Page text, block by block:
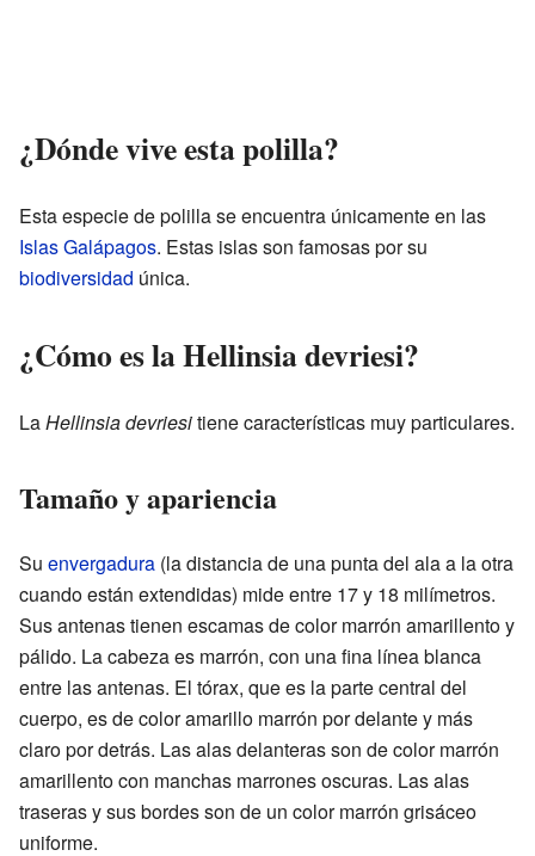
¿Dónde vive esta polilla?
Esta especie de polilla se encuentra únicamente en las
Islas Galápagos. Estas islas son famosas por su
biodiversidad única.
¿Cómo es la Hellinsia devriesi?
LaHellinsia devriesitiene características muy particulares.
Tamaño y apariencia
Su envergadura (la distancia de una punta del ala a la otra
cuando están extendidas) mide entre 17 y 18 milímetros.
Sus antenas tienen escamas de color marrón amarillento y
pálido. La cabeza es marrón, con una fina línea blanca
entre las antenas. El tórax, que es la parte central del
cuerpo, es de color amarillo marrón por delante y más
claro por detrás. Las alas delanteras son de color marrón
amarillento con manchas marrones oscuras. Las alas
traseras y sus bordes son de un color marrón grisáceo
uniforme.